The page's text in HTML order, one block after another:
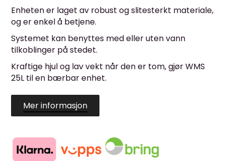
Enheten er laget av robust og slitesterkt materiale,
og er enkel å betjene.
Systemet kan benyttes med eller uten vann
tilkoblinger på stedet.
Kraftige hjul og lav vekt når den er tom, gjør WMS
25L til en bærbar enhet.
Mer informasjon